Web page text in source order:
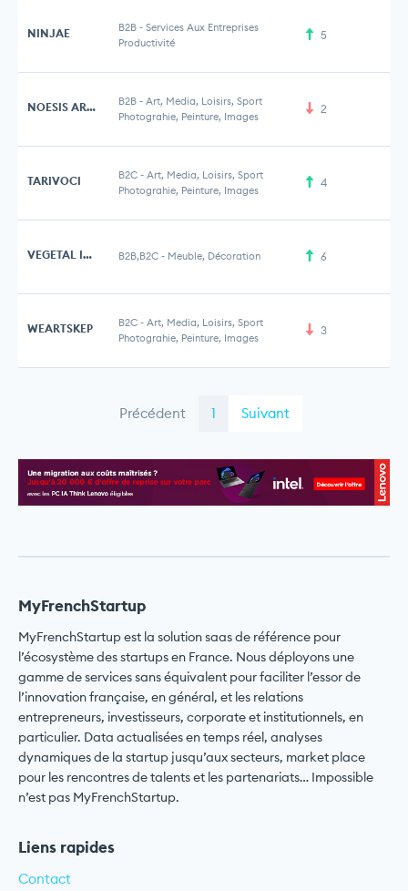
NINJAE B2B - Services Aux Entreprises
Productivité
5
NOESIS ART GALLERY B2B - Art, Media, Loisirs, Sport
Photograhie, Peinture, Images
2
TARIVOCI B2C - Art, Media, Loisirs, Sport
Photograhie, Peinture, Images
4
VEGETAL INDOOR B2B,B2C - Meuble, Décoration 6
WEARTSKEP B2C - Art, Media, Loisirs, Sport
Photograhie, Peinture, Images
3
Précédent 1 Suivant
MyFrenchStartup
MyFrenchStartup est la solution saas de référence pour
l’écosystème des startups en France. Nous déployons une
gamme de services sans équivalent pour faciliter l’essor de
l’innovation française, en général, et les relations
entrepreneurs, investisseurs, corporate et institutionnels, en
particulier. Data actualisées en temps réel, analyses
dynamiques de la startup jusqu’aux secteurs, market place
pour les rencontres de talents et les partenariats… Impossible
n’est pas MyFrenchStartup.
Liens rapides
Contact